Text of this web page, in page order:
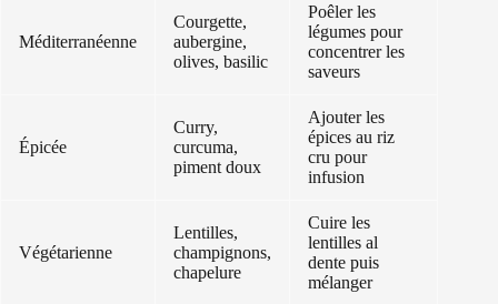
Méditerranéenne
Courgette,
aubergine,
olives, basilic
Poêler les
légumes pour
concentrer les
saveurs
Épicée
Curry,
curcuma,
piment doux
Ajouter les
épices au riz
cru pour
infusion
Végétarienne
Lentilles,
champignons,
chapelure
Cuire les
lentilles al
dente puis
mélanger